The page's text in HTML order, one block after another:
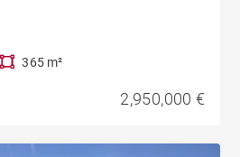
365 m²
2,950,000 €